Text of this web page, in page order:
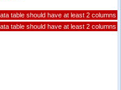
table should have at least 2 columns
table should have at least 2 columns